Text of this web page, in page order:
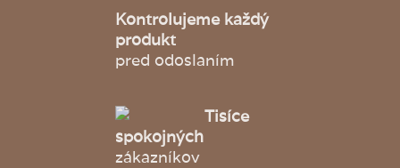
Kontrolujeme každý
produkt
pred odoslaním
Tisíce
spokojných
zákazníkov